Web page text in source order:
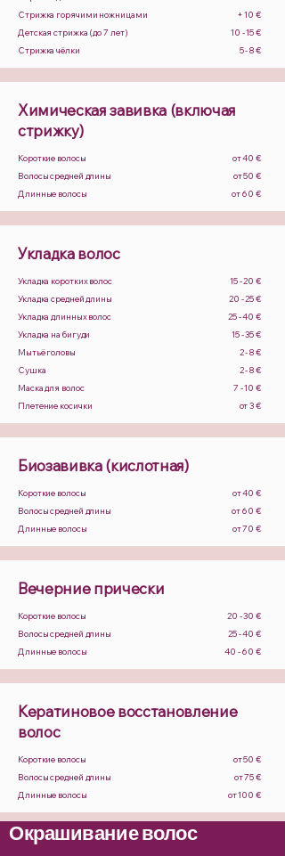
Стрижка горячими ножницами
Детская стрижка (до 7 лет)
Стрижка чёлки
+ 10 €
10 - 15 €
5 - 8 €
Химическая завивка (включая
стрижку)
Короткие волосы
Волосы средней длины
Длинные волосы
от 40 €
от 50 €
от 60 €
Укладка волос
Укладка коротких волос
Укладка средней длины
Укладка длинных волос
Укладка на бигуди
Мытьё головы
Сушка
Маска для волос
Плетение косички
15 - 20 €
20 - 25 €
25 - 40 €
15 - 35 €
2 - 8 €
2 - 8 €
7 - 10 €
от 3 €
Биозавивка (кислотная)
Короткие волосы
Волосы средней длины
Длинные волосы
от 40 €
от 60 €
от 70 €
Вечерние прически
Короткие волосы
Волосы средней длины
Длинные волосы
20 - 30 €
25 - 40 €
40 - 60 €
Кератиновое восстановление
волос
Короткие волосы
Волосы средней длины
Длинные волосы
от 50 €
от 75 €
от 100 €
Окрашивание волос